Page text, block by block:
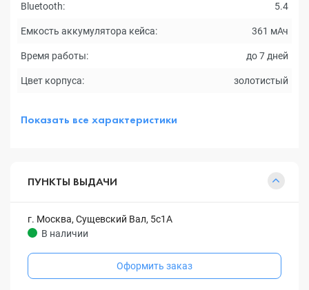
Bluetooth: 5.4
Емкость аккумулятора кейса: 361 мАч
Время работы: до 7 дней
Цвет корпуса: золотистый
Показать все характеристики
ПУНКТЫ ВЫДАЧИ
г. Москва, Сущевский Вал, 5с1А
В наличии
Оформить заказ